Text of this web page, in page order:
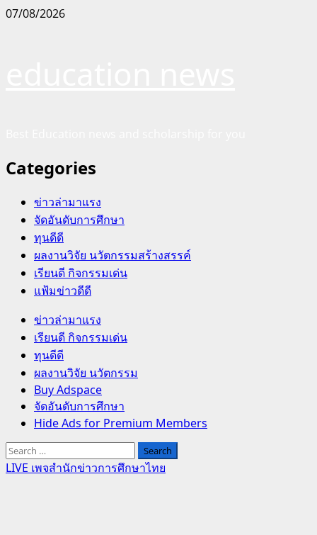
Skip
07/08/2026
Categories
ข่าวล่ามาแรง
จัดอันดับการศึกษา
ทุนดีดี
ผลงานวิจัย นวัตกรรมสร้างสรรค์
เรียนดี กิจกรรมเด่น
แฟ้มข่าวดีดี
Primary
Menu
ข่าวล่ามาแรง
เรียนดี กิจกรรมเด่น
ทุนดีดี
ผลงานวิจัย นวัตกรรม
Buy Adspace
จัดอันดับการศึกษา
Hide Ads for Premium Members
Search
for:
LIVE เพจสำนักข่าวการศึกษาไทย